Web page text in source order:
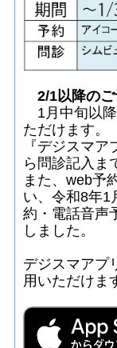
2/1以降のご
1月中旬以降
ただけます。
『デジスマ
ら問診記入ま
また、web予
い、令和8年1
約・電話音声
しました。
デジスマアプ
用いただけま